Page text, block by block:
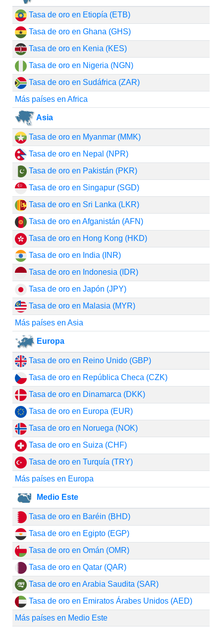
Tasa de oro en Etiopía (ETB)
Tasa de oro en Ghana (GHS)
Tasa de oro en Kenia (KES)
Tasa de oro en Nigeria (NGN)
Tasa de oro en Sudáfrica (ZAR)
Más países en Africa
Asia
Tasa de oro en Myanmar (MMK)
Tasa de oro en Nepal (NPR)
Tasa de oro en Pakistán (PKR)
Tasa de oro en Singapur (SGD)
Tasa de oro en Sri Lanka (LKR)
Tasa de oro en Afganistán (AFN)
Tasa de oro en Hong Kong (HKD)
Tasa de oro en India (INR)
Tasa de oro en Indonesia (IDR)
Tasa de oro en Japón (JPY)
Tasa de oro en Malasia (MYR)
Más países en Asia
Europa
Tasa de oro en Reino Unido (GBP)
Tasa de oro en República Checa (CZK)
Tasa de oro en Dinamarca (DKK)
Tasa de oro en Europa (EUR)
Tasa de oro en Noruega (NOK)
Tasa de oro en Suiza (CHF)
Tasa de oro en Turquía (TRY)
Más países en Europa
Medio Este
Tasa de oro en Baréin (BHD)
Tasa de oro en Egipto (EGP)
Tasa de oro en Omán (OMR)
Tasa de oro en Qatar (QAR)
Tasa de oro en Arabia Saudita (SAR)
Tasa de oro en Emiratos Árabes Unidos (AED)
Más países en Medio Este